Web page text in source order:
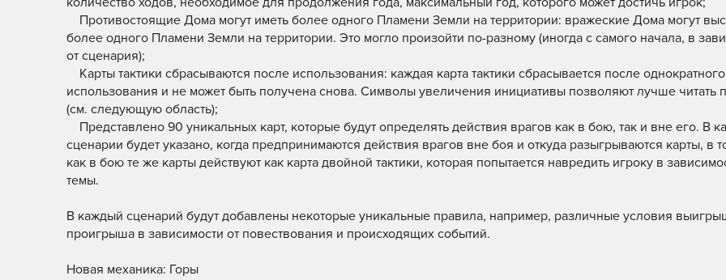
Противостоящие Дома могут иметь более одного Пламени Земли на территории: вражеские Дома могут
более одного Пламени Земли на территории. Это могло произойти по-разному (иногда с самого начала, в
от сценария);
Карты тактики сбрасываются после использования: каждая карта тактики сбрасывается после однократного
использования и не может быть получена снова. Символы увеличения инициативы позволяют лучше читать
(см. следующую область);
Представлено 90 уникальных карт, которые будут определять действия врагов как в бою, так и вне его. В
сценарии будет указано, когда предпринимаются действия врагов вне боя и откуда разыгрываются карты, в
как в бою те же карты действуют как карта двойной тактики, которая попытается навредить игроку в
темы.
В каждый сценарий будут добавлены некоторые уникальные правила, например, различные условия
проигрыша в зависимости от повествования и происходящих событий.
Новая механика: Горы